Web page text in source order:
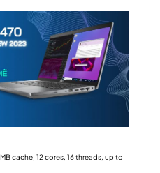
cache, 12 cores, 16 threads, up to